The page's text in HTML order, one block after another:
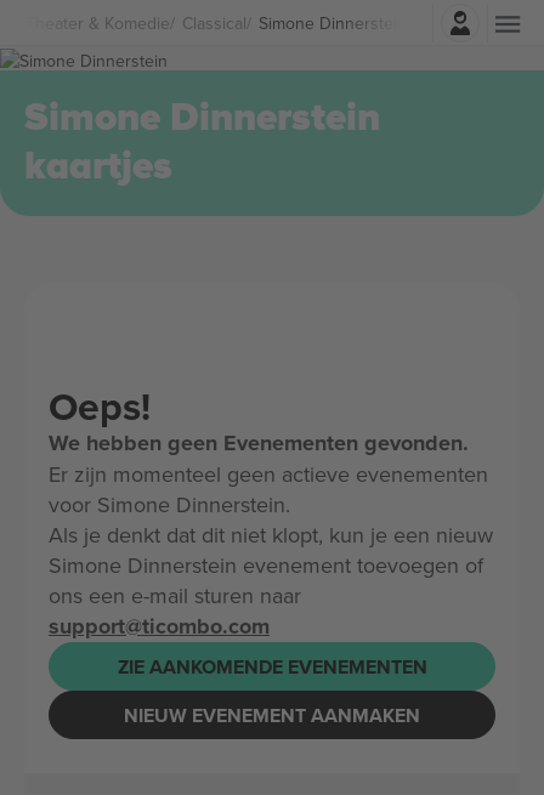
Theater & Komedie Classical Simone Dinnerstein Kaartjes
Log in
Simone Dinnerstein
kaartjes
Oeps!
We hebben geen Evenementen gevonden.
Er zijn momenteel geen actieve evenementen
voor Simone Dinnerstein.
Als je denkt dat dit niet klopt, kun je een nieuw
Simone Dinnerstein evenement toevoegen of
ons een e-mail sturen naar
support@ticombo.com
ZIE AANKOMENDE EVENEMENTEN
NIEUW EVENEMENT AANMAKEN